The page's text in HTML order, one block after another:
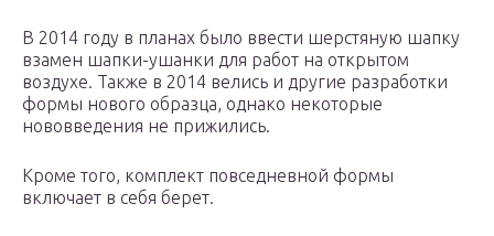
В 2014 году в планах было ввести шерстяную шапку
взамен шапки-ушанки для работ на открытом
воздухе. Также в 2014 велись и другие разработки
формы нового образца, однако некоторые
нововведения не прижились.
Кроме того, комплект повседневной формы
включает в себя берет.